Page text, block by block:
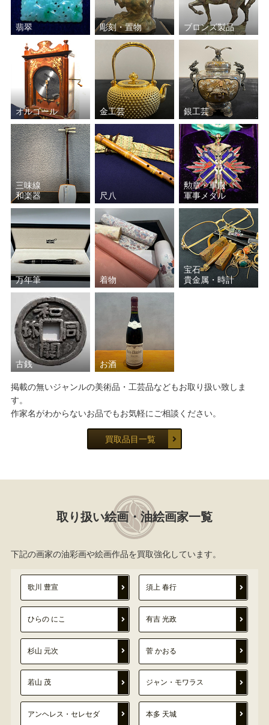
翡翠 彫刻・置物 ブロンズ製品
オルゴール 金工芸 銀工芸
三味線
和楽器
尺八
勲章・軍服
軍事メダル
万年筆 着物
宝石
貴金属・時計
古銭 お酒
掲載の無いジャンルの美術品・工芸品などもお取り扱い致しま
す。
作家名がわからないお品でもお気軽にご相談ください。
買取品目一覧
取り扱い絵画・油絵画家一覧
下記の画家の油彩画や絵画作品を買取強化しています。
歌川 豊宣 須上 春行
ひらの にこ 有吉 光政
杉山 元次 菅 かおる
若山 茂 ジャン・モワラス
アンヘレス・セレセダ 本多 天城